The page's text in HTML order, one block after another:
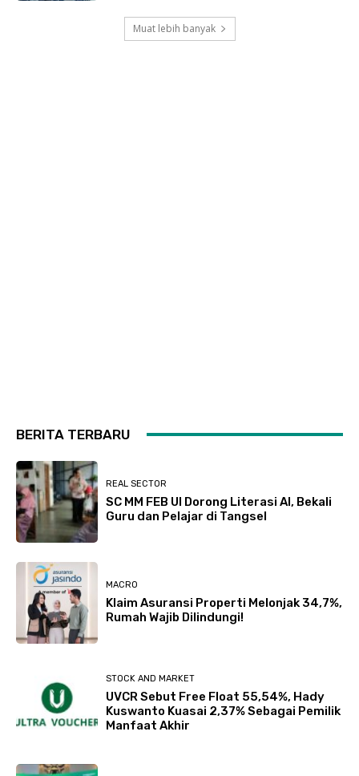
Muat lebih banyak
BERITA TERBARU
REAL SECTOR
SC MM FEB UI Dorong Literasi AI, Bekali
Guru dan Pelajar di Tangsel
MACRO
Klaim Asuransi Properti Melonjak 34,7%,
Rumah Wajib Dilindungi!
STOCK AND MARKET
UVCR Sebut Free Float 55,54%, Hady
Kuswanto Kuasai 2,37% Sebagai Pemilik
Manfaat Akhir